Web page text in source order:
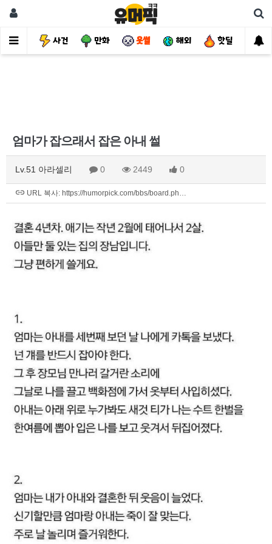
유머 사건 만화 웃썰 해외 핫딜 자
엄마가 잡으래서 잡은 아내 썰
Lv.51 아라셀리 0 2449 0
URL 복사: https://humorpick.com/bbs/board.ph…